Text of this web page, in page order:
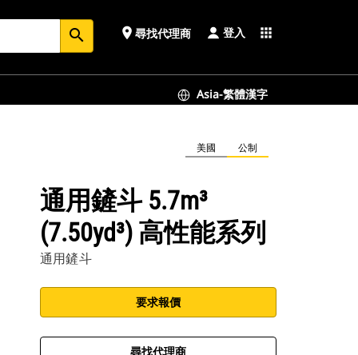
search place 尋找代理商 登入 apps
Asia-繁體漢字
美國 公制
通用鏟斗 5.7m³
(7.50yd³) 高性能系列
通用鏟斗
要求報價
尋找代理商